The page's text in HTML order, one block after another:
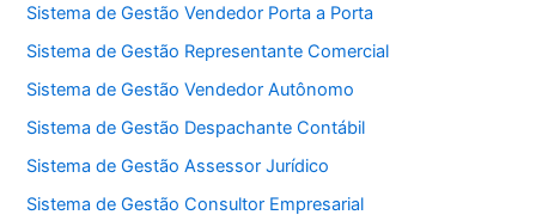
Sistema de Gestão Vendedor Porta a Porta
Sistema de Gestão Representante Comercial
Sistema de Gestão Vendedor Autônomo
Sistema de Gestão Despachante Contábil
Sistema de Gestão Assessor Jurídico
Sistema de Gestão Consultor Empresarial